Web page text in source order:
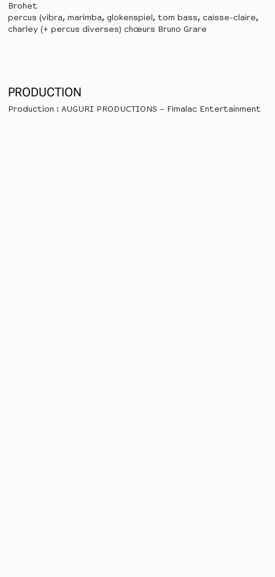
Brohet
percus (vibra, marimba, glokenspiel, tom bass, caisse-claire,
charley (+ percus diverses) chœurs Bruno Grare
PRODUCTION
Production : AUGURI PRODUCTIONS – Fimalac Entertainment